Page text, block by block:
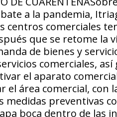
a la pandemia,
centros comerciales
que se retome la
de bienes y
comerciales,
el aparato
el área comercial,
medidas preventivas
boca dentro de las